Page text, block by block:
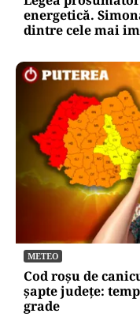
energetică.
dintre cele mai
METEO
Cod roșu de
șapte județe:
grade